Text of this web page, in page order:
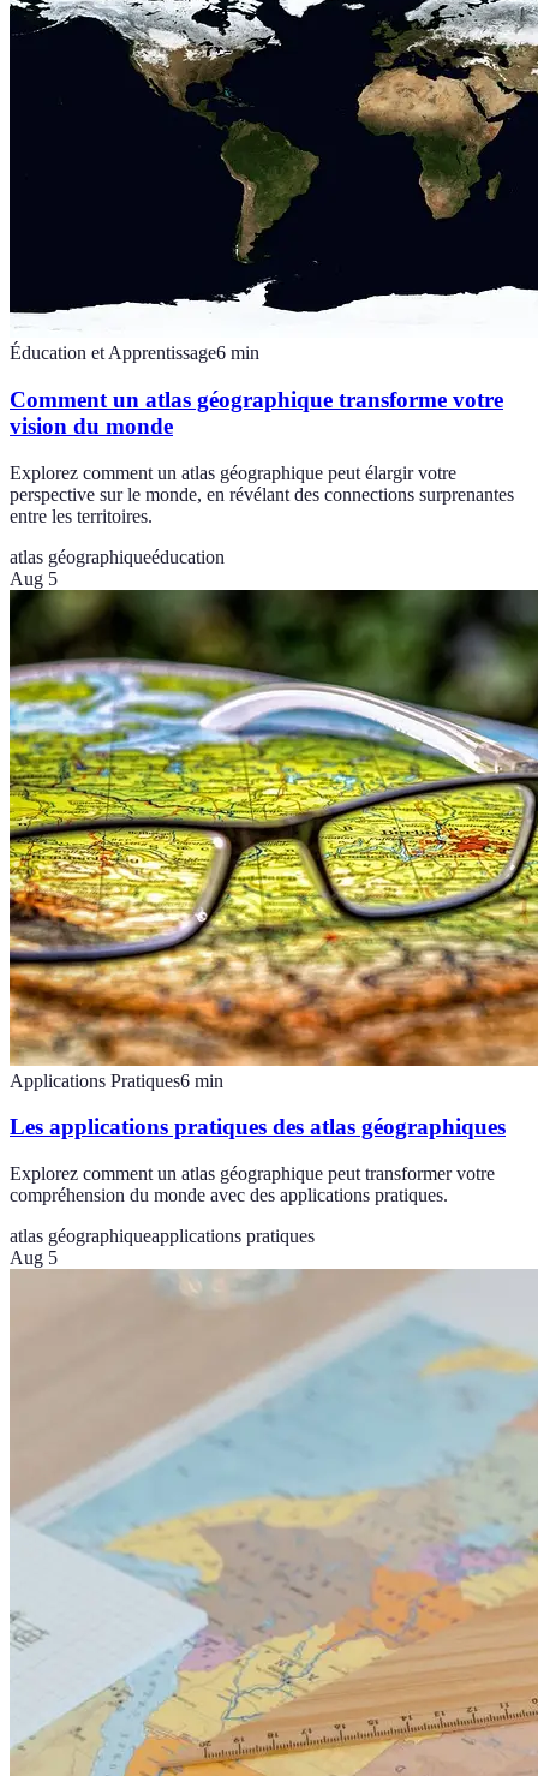
Éducation et Apprentissage6 min
Comment un atlas géographique transforme votre
vision du monde
Explorez comment un atlas géographique peut élargir votre
perspective sur le monde, en révélant des connections surprenantes
entre les territoires.
atlas géographiqueéducation
Aug 5
Applications Pratiques6 min
Les applications pratiques des atlas géographiques
Explorez comment un atlas géographique peut transformer votre
compréhension du monde avec des applications pratiques.
atlas géographiqueapplications pratiques
Aug 5